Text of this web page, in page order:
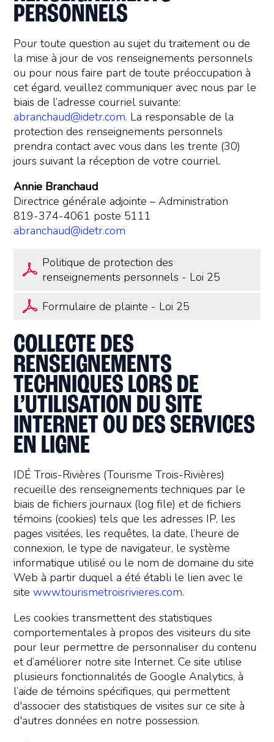
PERSONNELS
Pour toute question au sujet du traitement ou de
la mise à jour de vos renseignements personnels
ou pour nous faire part de toute préoccupation à
cet égard, veuillez communiquer avec nous par le
biais de l’adresse courriel suivante:
abranchaud@idetr.com. La responsable de la
protection des renseignements personnels
prendra contact avec vous dans les trente (30)
jours suivant la réception de votre courriel.
Annie Branchaud
Directrice générale adjointe – Administration
819-374-4061 poste 5111
abranchaud@idetr.com
Politique de protection des
renseignements personnels - Loi 25
Formulaire de plainte - Loi 25
COLLECTE DES
RENSEIGNEMENTS
TECHNIQUES LORS DE
L’UTILISATION DU SITE
INTERNET OU DES SERVICES
EN LIGNE
IDÉ Trois-Rivières (Tourisme Trois-Rivières)
recueille des renseignements techniques par le
biais de fichiers journaux (log file) et de fichiers
témoins (cookies) tels que les adresses IP, les
pages visitées, les requêtes, la date, l’heure de
connexion, le type de navigateur, le système
informatique utilisé ou le nom de domaine du site
Web à partir duquel a été établi le lien avec le
sitewww.tourismetroisrivieres.com.
Les cookies transmettent des statistiques
comportementales à propos des visiteurs du site
pour leur permettre de personnaliser du contenu
et d’améliorer notre site Internet. Ce site utilise
plusieurs fonctionnalités de Google Analytics, à
l’aide de témoins spécifiques, qui permettent
d'associer des statistiques de visites sur ce site à
d'autres données en notre possession.